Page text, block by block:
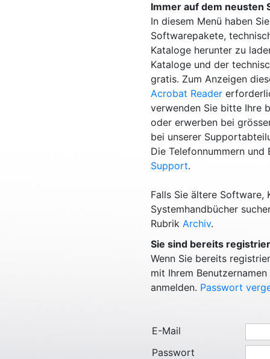
Immer auf dem neusten
In diesem Menü haben
Softwarepakete,
Kataloge herunter zu
Kataloge und der
gratis. Zum Anzeigen
Acrobat Reader
verwenden Sie bitte Ihre
oder erwerben bei
bei unserer
Die Telefonnummern
Support.
Falls Sie ältere Software,
Systemhandbücher
Rubrik Archiv.
Sie sind bereits
Wenn Sie bereits
mit Ihrem
anmelden. Passwort
E-Mail
Passwort